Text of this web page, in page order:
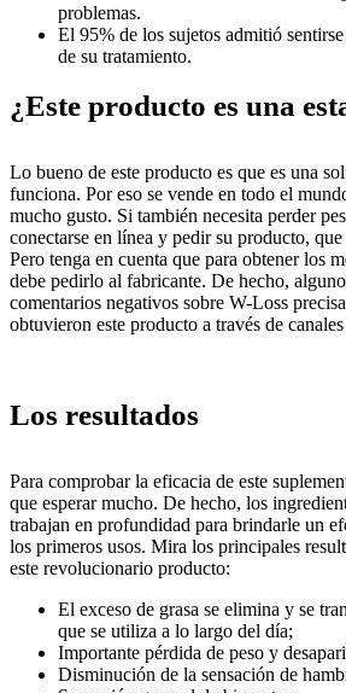
problemas.
El 95% de los sujetos admitió
de su tratamiento.
¿Este producto es una
Lo bueno de este producto es que es una
funciona. Por eso se vende en todo el
mucho gusto. Si también necesita perder
conectarse en línea y pedir su producto,
Pero tenga en cuenta que para obtener los
debe pedirlo al fabricante. De hecho,
comentarios negativos sobre W-Loss
obtuvieron este producto a través de
Los resultados
Para comprobar la eficacia de este
que esperar mucho. De hecho, los
trabajan en profundidad para brindarle un
los primeros usos. Mira los principales
este revolucionario producto:
El exceso de grasa se elimina y se
que se utiliza a lo largo del día;
Importante pérdida de peso y
Disminución de la sensación de